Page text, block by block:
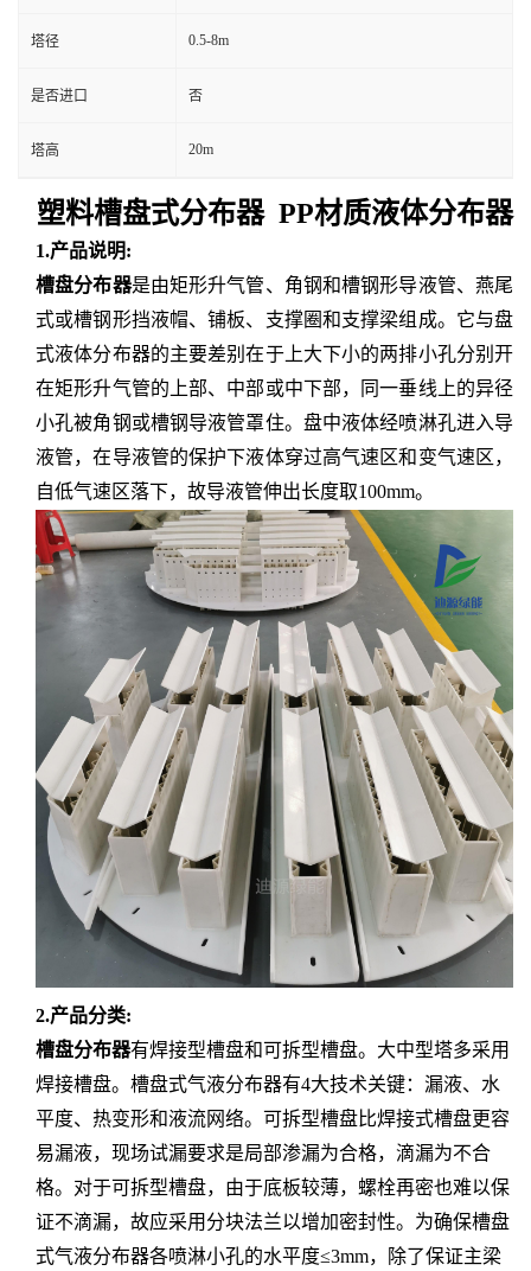
塔径 0.5-8m
是否进口 否
塔高 20m
塑料槽盘式分布器 PP材质液体分布器
1.产品说明:
槽盘分布器是由矩形升气管、角钢和槽钢形导液管、燕尾
式或槽钢形挡液帽、铺板、支撑圈和支撑梁组成。它与盘
式液体分布器的主要差别在于上大下小的两排小孔分别开
在矩形升气管的上部、中部或中下部，同一垂线上的异径
小孔被角钢或槽钢导液管罩住。盘中液体经喷淋孔进入导
液管，在导液管的保护下液体穿过高气速区和变气速区，
自低气速区落下，故导液管伸出长度取100mm。
2.产品分类:
槽盘分布器有焊接型槽盘和可拆型槽盘。大中型塔多采用
焊接槽盘。槽盘式气液分布器有4大技术关键：漏液、水
平度、热变形和液流网络。可拆型槽盘比焊接式槽盘更容
易漏液，现场试漏要求是局部渗漏为合格，滴漏为不合
格。对于可拆型槽盘，由于底板较薄，螺栓再密也难以保
证不滴漏，故应采用分块法兰以增加密封性。为确保槽盘
式气液分布器各喷淋小孔的水平度≤3mm，除了保证主梁